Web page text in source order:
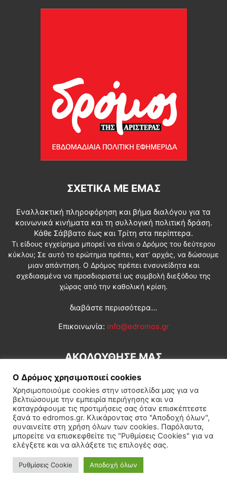
ΣΧΕΤΙΚΆ ΜΕ ΕΜΆΣ
Εναλλακτική πληροφόρηση και βήμα διαλόγου για τα
κοινωνικά κινήματα και τη συλλογική πολιτική δράση.
Κάθε Σάββατο έως και Τρίτη στα περίπτερα.
Τι είδους εγχείρημα μπορεί να είναι ο Δρόμος του δεύτερου
κύκλου; Σε αυτό το ερώτημα πρέπει, κατ’ αρχάς, να δώσουμε
μιαν απάντηση. Ο Δρόμος πρέπει ενσυνείδητα και
σχεδιασμένα να προσδιοριστεί ως συμβολή διεξόδου της
χώρας από την καθολική κρίση.
διαβάστε περισσότερα...
Επικοινωνία: info@edromos.gr
ΑΚΟΛΟΥΘΗΣΕ ΜΑΣ
Εγγραφή συνδρομητή Πολιτική Διεθνή Κοινωνία
Πολιτισμός Αφιερώματα
© Δρόμος της Αριστεράς
Ο Δρόμος χρησιμοποιεί cookies
Χρησιμοποιούμε cookies στην ιστοσελίδα μας για να
βελτιώσουμε την εμπειρία περιήγησης και να
καταγράφουμε τις προτιμήσεις σας όταν επισκέπτεστε
ξανά το edromos.gr. Κλικάροντας στο "Αποδοχή όλων",
συναινείτε στη χρήση όλων των cookies. Παρόλαυτα,
μπορείτε να επισκεφθείτε τις "Ρυθμίσεις Cookies" για να
ελέγξετε και να αλλάξετε τις επιλογές σας.
Ρυθμίσεις Cookie Αποδοχή όλων